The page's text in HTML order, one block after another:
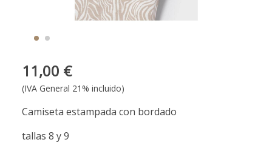
11,00 €
(IVA General 21% incluido)
Camiseta estampada con bordado
tallas 8 y 9